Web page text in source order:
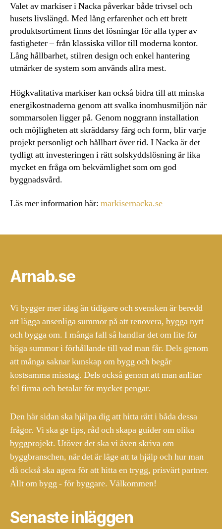
Valet av markiser i Nacka påverkar både trivsel och
husets livslängd. Med lång erfarenhet och ett brett
produktsortiment finns det lösningar för alla typer av
fastigheter – från klassiska villor till moderna kontor.
Lång hållbarhet, stilren design och enkel hantering
utmärker de system som används allra mest.
Högkvalitativa markiser kan också bidra till att minska
energikostnaderna genom att svalka inomhusmiljön när
sommarsolen ligger på. Genom noggrann installation
och möjligheten att skräddarsy färg och form, blir varje
projekt personligt och hållbart över tid. I Nacka är det
tydligt att investeringen i rätt solskyddslösning är lika
mycket en fråga om bekvämlighet som om god
byggnadsvård.
Läs mer information här: markisernacka.se
Arnab.se
Vi bygger mer idag än tidigare och svensken är beredd
att lägga ansenliga summor på att renovera, bygga nytt
och bygga om. I många fall så handlar det om lite för
höga summor i förhållande till vad man får. Dels genom
att många saknar kunskap om bygg och begår
kostsamma misstag. Dels också genom att man anlitar
fel firma och betalar för mycket pengar.
Den här sidan ska hjälpa dig att hitta rätt i båda dessa
frågor. Vi ska ge tips, råd och skapa guider om olika
byggprojekt. Utöver det ska vi även skriva om
byggbranschen, när det är läge att ta hjälp och hur man
då också ska agera för att hitta en trygg, prisvärt partner.
Allt om bygg - för byggare. Välkommen!
Senaste inläggen